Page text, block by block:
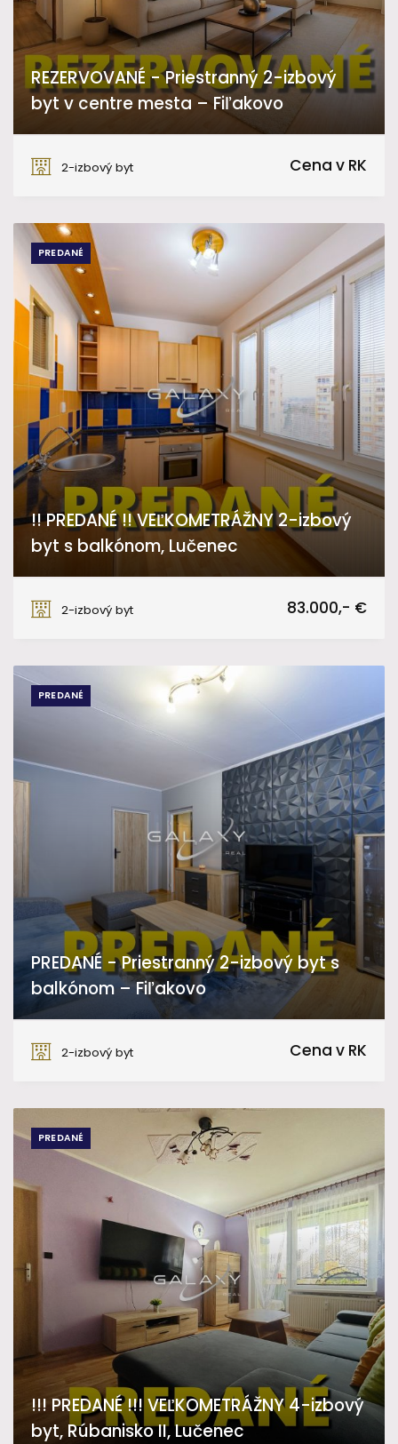
REZERVOVANÉ - Priestranný 2-izbový
byt v centre mesta – Fiľakovo
2-izbový byt
Cena v RK
PREDANÉ
!! PREDANÉ !! VEĽKOMETRÁŽNY 2-izbový
byt s balkónom, Lučenec
2-izbový byt
83.000,- €
PREDANÉ
PREDANÉ - Priestranný 2-izbový byt s
balkónom – Fiľakovo
2-izbový byt
Cena v RK
PREDANÉ
!!! PREDANÉ !!! VEĽKOMETRÁŽNY 4-izbový
byt, Rúbanisko II, Lučenec